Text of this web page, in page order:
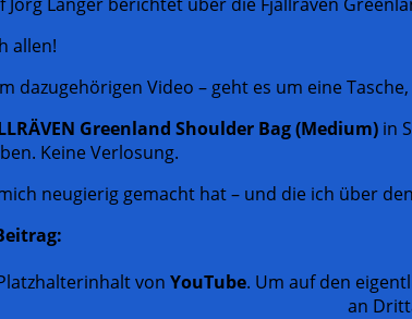
allen!
dazugehörigen Video – geht es um eine
Greenland Shoulder Bag (Medium) in
Keine Verlosung.
neugierig gemacht hat – und die ich über
von YouTube. Um auf den
an